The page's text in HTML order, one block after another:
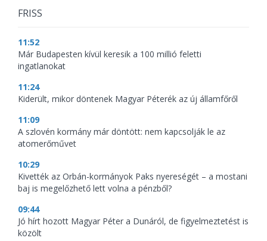
FRISS
11:52
Már Budapesten kívül keresik a 100 millió feletti
ingatlanokat
11:24
Kiderült, mikor döntenek Magyar Péterék az új államfőről
11:09
A szlovén kormány már döntött: nem kapcsolják le az
atomerőművet
10:29
Kivették az Orbán-kormányok Paks nyereségét – a mostani
baj is megelőzhető lett volna a pénzből?
09:44
Jó hírt hozott Magyar Péter a Dunáról, de figyelmeztetést is
közölt